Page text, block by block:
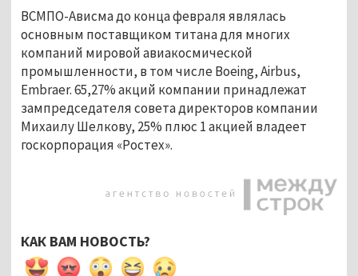
ВСМПО-Ависма до конца февраля являлась
основным поставщиком титана для многих
компаний мировой авиакосмической
промышленности, в том числе Boeing, Airbus,
Embraer. 65,27% акций компании принадлежат
зампредседателя совета директоров компании
Михаилу Шелкову, 25% плюс 1 акцией владеет
госкорпорация «Ростех».
КАК ВАМ НОВОСТЬ?